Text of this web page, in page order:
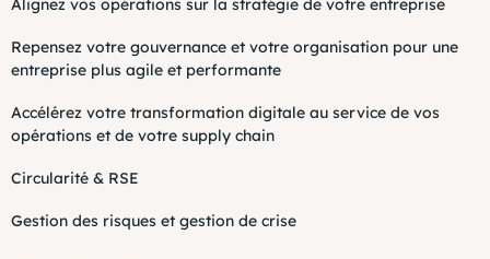
Alignez vos opérations sur la stratégie de votre entreprise
Repensez votre gouvernance et votre organisation pour une
entreprise plus agile et performante
Accélérez votre transformation digitale au service de vos
opérations et de votre supply chain
Circularité & RSE
Gestion des risques et gestion de crise